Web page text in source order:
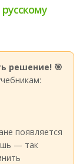
решение! 🎯
появляется
— так